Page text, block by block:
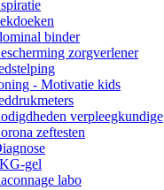
binder
zorgverlener
- Motivatie kids
verpleegkundige
zeftesten
gel
labo